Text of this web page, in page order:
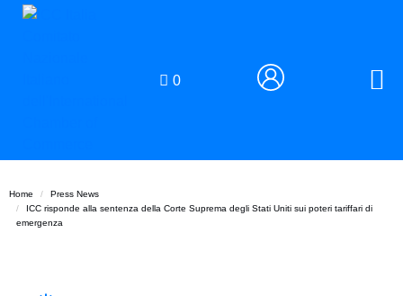
0
Home
Press News
ICC risponde alla sentenza della Corte Suprema degli Stati Uniti sui poteri tariffari di
emergenza